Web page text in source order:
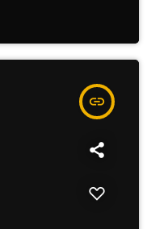
insert_link